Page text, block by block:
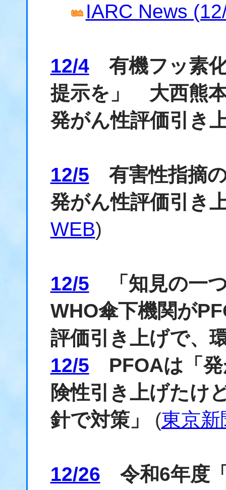
IARC News
12/4有機フッ素化
提示を」 大西熊
発がん性評価引き
12/5 有害性指摘
発がん性評価引き
WEB)
12/5 「知見の一
WHO傘下機関が
評価引き上げで、
12/5 PFOAは「発
険性引き上げたけ
針で対策」
(東京新
12/26 令和6年度